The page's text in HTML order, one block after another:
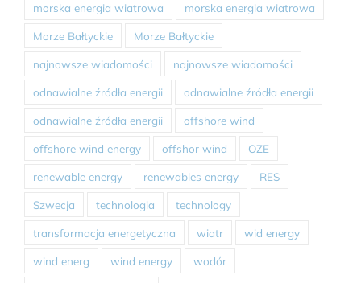
morska energia wiatrowa morska energia wiatrowa
Morze Bałtyckie Morze Bałtyckie
najnowsze wiadomości najnowsze wiadomości
odnawialne źródła energii odnawialne źródła energii
odnawialne źródła energii offshore wind
offshore wind energy offshor wind OZE
renewable energy renewables energy RES
Szwecja technologia technology
transformacja energetyczna wiatr wid energy
wind energ wind energy wodór